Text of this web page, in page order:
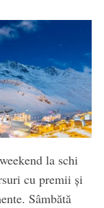
la schi
cu premii și
Sâmbătă